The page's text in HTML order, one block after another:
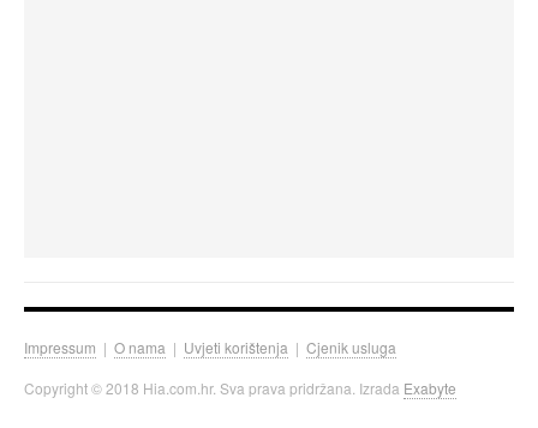
Impressum | O nama | Uvjeti korištenja | Cjenik usluga
Copyright © 2018 Hia.com.hr. Sva prava pridržana. Izrada Exabyte